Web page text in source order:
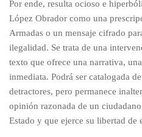
Por ende, resulta ocioso e
López Obrador como una
Armadas o un mensaje cifrado
ilegalidad. Se trata de una
texto que ofrece una narrativa,
inmediata. Podrá ser catalogada
detractores, pero permanece
opinión razonada de un
Estado y que ejerce su libertad de